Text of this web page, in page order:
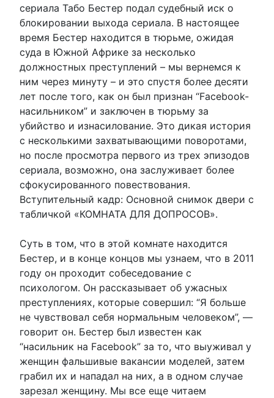
сериала Табо Бестер подал судебный иск о
блокировании выхода сериала. В настоящее
время Бестер находится в тюрьме, ожидая
суда в Южной Африке за несколько
должностных преступлений – мы вернемся к
ним через минуту – и это спустя более десяти
лет после того, как он был признан “Facebook-
насильником” и заключен в тюрьму за
убийство и изнасилование. Это дикая история
с несколькими захватывающими поворотами,
но после просмотра первого из трех эпизодов
сериала, возможно, она заслуживает более
сфокусированного повествования.
Вступительный кадр: Основной снимок двери с
табличкой «КОМНАТА ДЛЯ ДОПРОСОВ».
Суть в том, что в этой комнате находится
Бестер, и в конце концов мы узнаем, что в 2011
году он проходит собеседование с
психологом. Он рассказывает об ужасных
преступлениях, которые совершил: “Я больше
не чувствовал себя нормальным человеком”, —
говорит он. Бестер был известен как
“насильник на Facebook” за то, что выуживал у
женщин фальшивые вакансии моделей, затем
грабил их и нападал на них, а в одном случае
зарезал женщину. Мы все еще читаем